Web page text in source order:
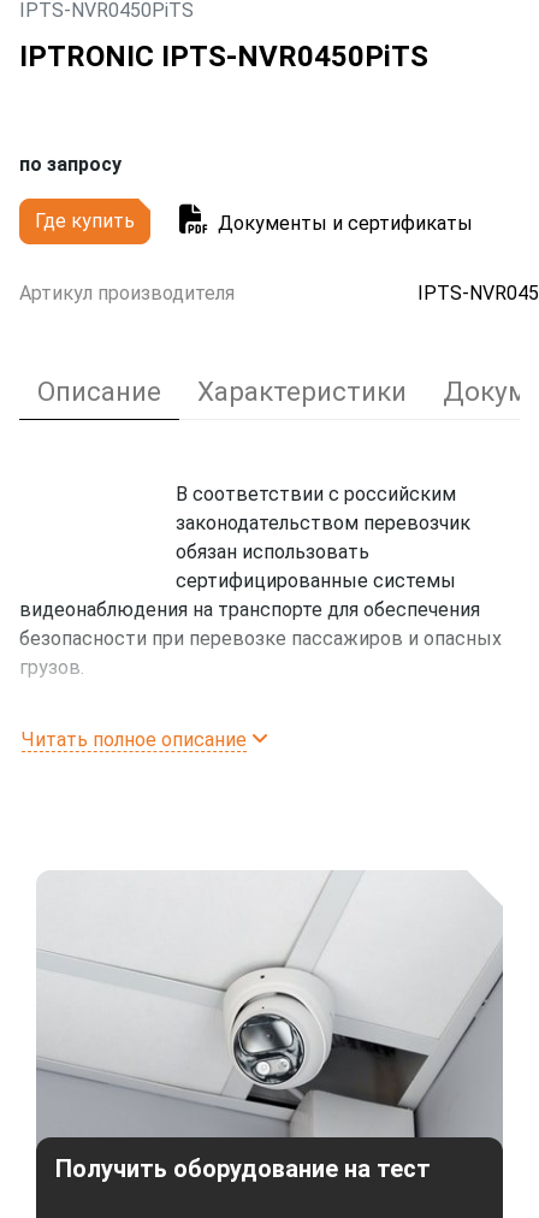
IPTS-NVR0450PiTS
IPTRONIC IPTS-NVR0450PiTS
по запросу
Где купить Документы и сертификаты
Артикул производителя IPTS-
Описание Характеристики
В соответствии с российским
законодательством перевозчик
обязан использовать
сертифицированные системы
видеонаблюдения на транспорте для обеспечения
безопасности при перевозке пассажиров и опасных
грузов.
Постановлением правительства РФ №969
сертификации технических средств обеспечения
Оборудование IPTRONIC прошло проверку, имеет
всю обязательную сертификацию и полностью
соответствует требованиям действующего
законодательства в области транспортной
безопасности. Видеонаблюдение разрешено к
установке на всех видах автотехники, включая
автомобили ЧОП и служебный транспорт.
Важно! Для исключения проблем во время
Читать полное описание
Получить оборудование на тест